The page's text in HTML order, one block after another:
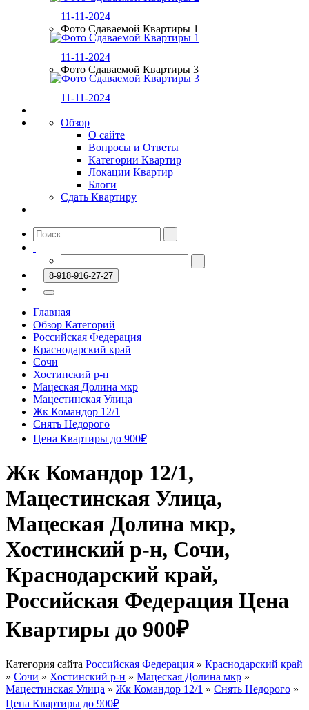
11-11-2024
Фото Сдаваемой Квартиры 1
11-11-2024
Фото Сдаваемой Квартиры 3
11-11-2024
Обзор
О сайте
Вопросы и Ответы
Категории Квартир
Локации Квартир
Блоги
Сдать Квартиру
8-918-916-27-27
Главная
Обзор Категорий
Российская Федерация
Краснодарский край
Сочи
Хостинский р-н
Мацеская Долина мкр
Мацестинская Улица
Жк Командор 12/1
Снять Недорого
Цена Квартиры до 900₽
Жк Командор 12/1,
Мацестинская Улица,
Мацеская Долина мкр,
Хостинский р-н, Сочи,
Краснодарский край,
Российская Федерация Цена
Квартиры до 900₽
Категория сайта Российская Федерация » Краснодарский край
» Сочи » Хостинский р-н » Мацеская Долина мкр »
Мацестинская Улица » Жк Командор 12/1 » Снять Недорого »
Цена Квартиры до 900₽